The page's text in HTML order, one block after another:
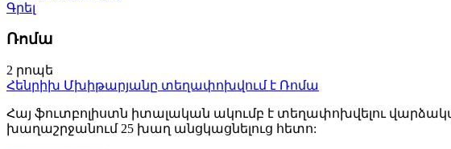
Գրել
Ռոմա
2 րոպե
Հենրիխ Մխիթարյանը տեղափոխվում է Ռոմա
Հայ ֆուտբոլիստն իտալական ակումբ է տեղափոխվելու
խաղաշրջանում 25 խաղ անցկացնելուց հետո: